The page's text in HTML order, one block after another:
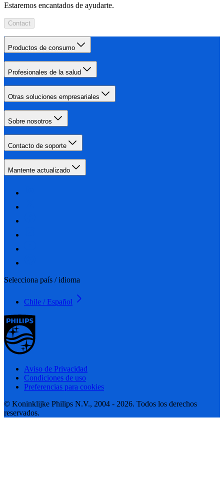
Estaremos encantados de ayudarte.
Contact
Productos de consumo
Profesionales de la salud
Otras soluciones empresariales
Sobre nosotros
Contacto de soporte
Mantente actualizado
Selecciona país / idioma
Chile / Español
Aviso de Privacidad
Condiciones de uso
Preferencias para cookies
© Koninklijke Philips N.V., 2004 - 2026. Todos los derechos
reservados.